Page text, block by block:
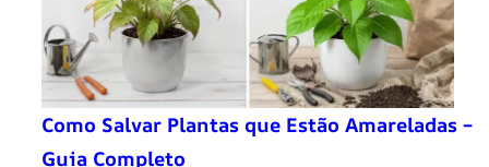
Como Salvar Plantas que Estão Amareladas –
Guia Completo